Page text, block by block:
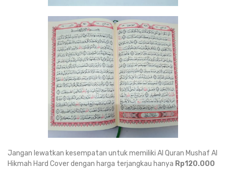
Jangan lewatkan kesempatan untuk memiliki Al Quran Mushaf Al
Hikmah Hard Cover dengan harga terjangkau hanya Rp120.000